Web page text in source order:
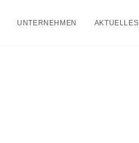
UNTERNEHMEN AKTUELLES